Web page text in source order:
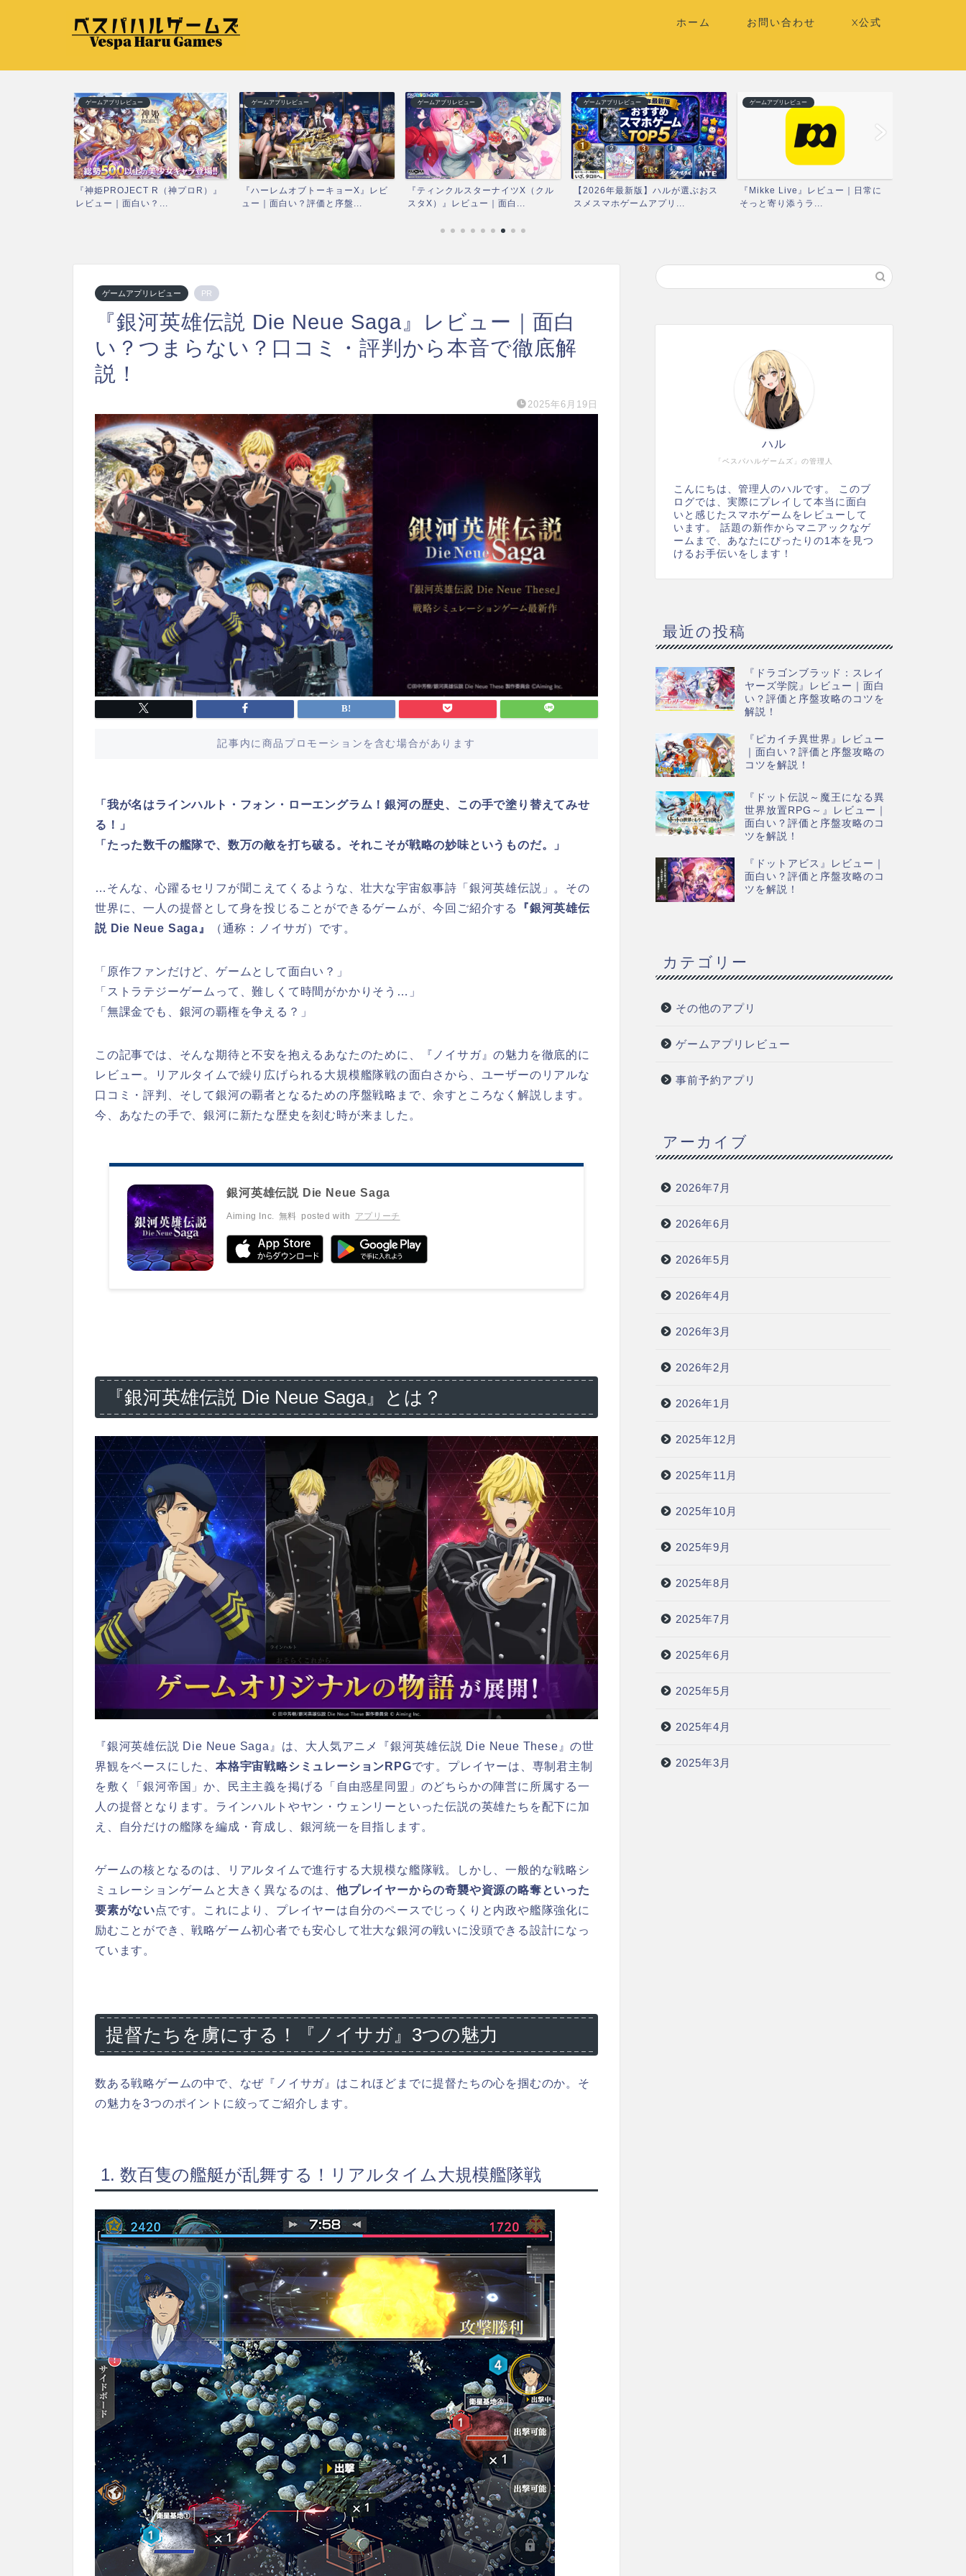
ホーム お問い合わせ X公式
ゲームアプリレビュー
『神姫PROJECT R（神プロR）』
レビュー｜面白い？...
ゲームアプリレビュー
『ハーレムオブトーキョーX』レビ
ュー｜面白い？評価と序盤...
ゲームアプリレビュー
『ティンクルスターナイツX（クル
スタX）』レビュー｜面白...
ゲームアプリレビュー
【2026年最新版】ハルが選ぶおス
スメスマホゲームアプリ...
ゲームアプリレビュー
『Mikke Live』レビュー｜日常に
そっと寄り添うラ...
ゲームアプリレビュー PR
『銀河英雄伝説 Die Neue Saga』レビュー｜面白
い？つまらない？口コミ・評判から本音で徹底解
説！
2025年6月19日
記事内に商品プロモーションを含む場合があります
「我が名はラインハルト・フォン・ローエングラム！銀河の歴史、この手で塗り替えてみせ
る！」
「たった数千の艦隊で、数万の敵を打ち破る。それこそが戦略の妙味というものだ。」
…そんな、心躍るセリフが聞こえてくるような、壮大な宇宙叙事詩「銀河英雄伝説」。その
世界に、一人の提督として身を投じることができるゲームが、今回ご紹介する
『銀河英雄伝
説 Die Neue Saga』
（通称：ノイサガ）です。
「原作ファンだけど、ゲームとして面白い？」
「ストラテジーゲームって、難しくて時間がかかりそう…」
「無課金でも、銀河の覇権を争える？」
この記事では、そんな期待と不安を抱えるあなたのために、『ノイサガ』の魅力を徹底的に
レビュー。リアルタイムで繰り広げられる大規模艦隊戦の面白さから、ユーザーのリアルな
口コミ・評判、そして銀河の覇者となるための序盤戦略まで、余すところなく解説します。
今、あなたの手で、銀河に新たな歴史を刻む時が来ました。
銀河英雄伝説 Die Neue Saga
Aiming Inc. 無料 posted with アプリーチ
『銀河英雄伝説 Die Neue Saga』とは？
『銀河英雄伝説 Die Neue Saga』は、大人気アニメ『銀河英雄伝説 Die Neue These』の世
界観をベースにした、 本格宇宙戦略シミュレーションRPGです。プレイヤーは、専制君主制
を敷く「銀河帝国」か、民主主義を掲げる「自由惑星同盟」のどちらかの陣営に所属する一
人の提督となります。ラインハルトやヤン・ウェンリーといった伝説の英雄たちを配下に加
え、自分だけの艦隊を編成・育成し、銀河統一を目指します。
ゲームの核となるのは、リアルタイムで進行する大規模な艦隊戦。しかし、一般的な戦略シ
ミュレーションゲームと大きく異なるのは、 他プレイヤーからの奇襲や資源の略奪といった
要素がない点です。これにより、プレイヤーは自分のペースでじっくりと内政や艦隊強化に
励むことができ、戦略ゲーム初心者でも安心して壮大な銀河の戦いに没頭できる設計になっ
ています。
提督たちを虜にする！『ノイサガ』3つの魅力
数ある戦略ゲームの中で、なぜ『ノイサガ』はこれほどまでに提督たちの心を掴むのか。そ
の魅力を3つのポイントに絞ってご紹介します。
1. 数百隻の艦艇が乱舞する！リアルタイム大規模艦隊戦
「ベスパハルゲームズ」の管理人
ハル
こんにちは、管理人のハルです。 このブ
ログでは、実際にプレイして本当に面白
いと感じたスマホゲームをレビューして
います。 話題の新作からマニアックなゲ
ームまで、あなたにぴったりの1本を見つ
けるお手伝いをします！
最近の投稿
『ドラゴンブラッド：スレイ
ヤーズ学院』レビュー｜面白
い？評価と序盤攻略のコツを
解説！
『ピカイチ異世界』レビュー
｜面白い？評価と序盤攻略の
コツを解説！
『ドット伝説～魔王になる異
世界放置RPG～』レビュー｜
面白い？評価と序盤攻略のコ
ツを解説！
『ドットアビス』レビュー｜
面白い？評価と序盤攻略のコ
ツを解説！
カテゴリー
その他のアプリ
ゲームアプリレビュー
事前予約アプリ
アーカイブ
2026年7月
2026年6月
2026年5月
2026年4月
2026年3月
2026年2月
2026年1月
2025年12月
2025年11月
2025年10月
2025年9月
2025年8月
2025年7月
2025年6月
2025年5月
2025年4月
2025年3月